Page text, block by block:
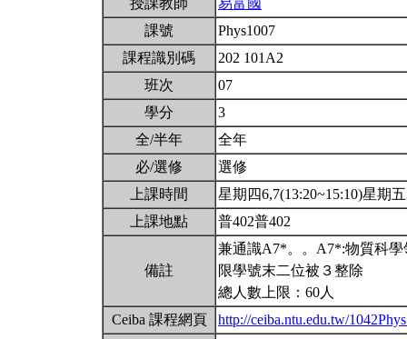
授課教師
易富國
課號
Phys1007
課程識別碼
202 101A2
班次
07
學分
3
全/半年
全年
必/選修
選修
上課時間
星期四6,7(13:20~15:10)星期
上課地點
普402普402
備註
兼通識A7*。。A7*:物質科
限學號末二位被３整除
總人數上限：60人
Ceiba 課程網頁
http://ceiba.ntu.edu.tw/